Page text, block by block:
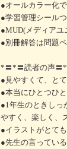
●オールカラー化
●学習管理シール
●MUD(メディアユ
●別冊解答は問題
*〓*〓読者の声〓
●見やすくて、と
●本当にひとつひ
●1年生のときしっ
やすく、楽しく、
●イラストがとて
●先生の言ってい